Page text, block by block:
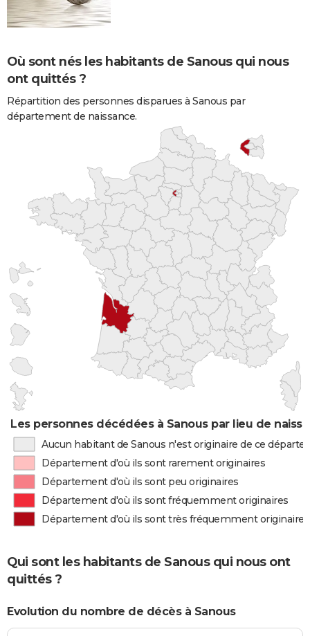
Où sont nés les habitants de Sanous qui nous
ont quittés ?
Répartition des personnes disparues à Sanous par
département de naissance.
Les personnes décédées à Sanous par lieu de
Aucun habitant de Sanous n'est originaire de ce
Département d'où ils sont rarement originaires
Département d'où ils sont peu originaires
Département d'où ils sont fréquemment originaires
Département d'où ils sont très fréquemment originaires
Qui sont les habitants de Sanous qui nous ont
quittés ?
Evolution du nombre de décès à Sanous